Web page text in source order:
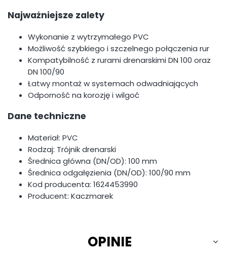
Najważniejsze zalety
Wykonanie z wytrzymałego PVC
Możliwość szybkiego i szczelnego połączenia rur
Kompatybilność z rurami drenarskimi DN 100 oraz
DN 100/90
Łatwy montaż w systemach odwadniających
Odporność na korozję i wilgoć
Dane techniczne
Materiał: PVC
Rodzaj: Trójnik drenarski
Średnica główna (DN/OD): 100 mm
Średnica odgałęzienia (DN/OD): 100/90 mm
Kod producenta: 1624453990
Producent: Kaczmarek
OPINIE